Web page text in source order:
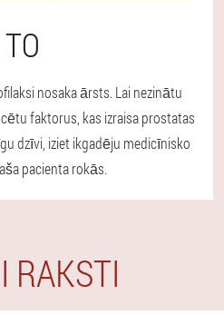
nosaka ārsts. Lai nezinātu
faktorus, kas izraisa prostatas
dzīvi, iziet ikgadēju medicīnisko
pacienta rokās.
RAKSTI